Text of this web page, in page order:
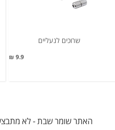
שרוכים לנעליים
9.9 ₪
האתר שומר שבת - לא